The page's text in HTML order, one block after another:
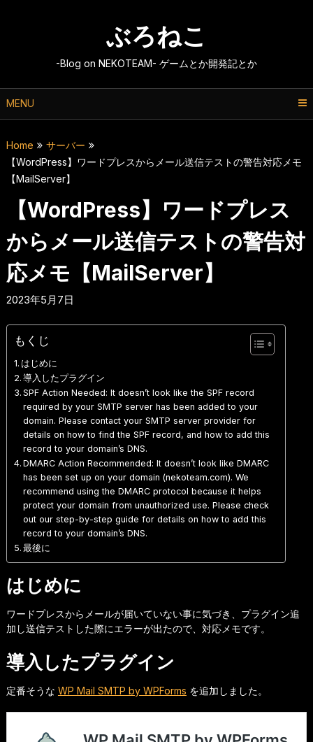
ぶろねこ
-Blog on NEKOTEAM- ゲームとか開発記とか
MENU
Home
サーバー
【WordPress】ワードプレスからメール送信テストの警告対応メモ
【MailServer】
【WordPress】ワードプレス
からメール送信テストの警告対
応メモ【MailServer】
2023年5月7日
もくじ
はじめに
導入したプラグイン
SPF Action Needed: It doesn’t look like the SPF record
required by your SMTP server has been added to your
domain. Please contact your SMTP server provider for
details on how to find the SPF record, and how to add this
record to your domain’s DNS.
DMARC Action Recommended: It doesn’t look like DMARC
has been set up on your domain (nekoteam.com). We
recommend using the DMARC protocol because it helps
protect your domain from unauthorized use. Please check
out our step-by-step guide for details on how to add this
record to your domain’s DNS.
最後に
はじめに
ワードプレスからメールが届いていない事に気づき、プラグイン追
加し送信テストした際にエラーが出たので、対応メモです。
導入したプラグイン
定番そうな WP Mail SMTP by WPForms を追加しました。